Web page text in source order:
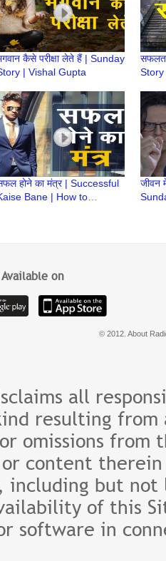
कैसे परीक्षा लेते हैं | Sunday
| Vishal Gupta
होने का मंत्र | Successful
Bane | How to
जीवन
on
© 2012. About
all
resulting
omissions
or content
including but
of this
software in